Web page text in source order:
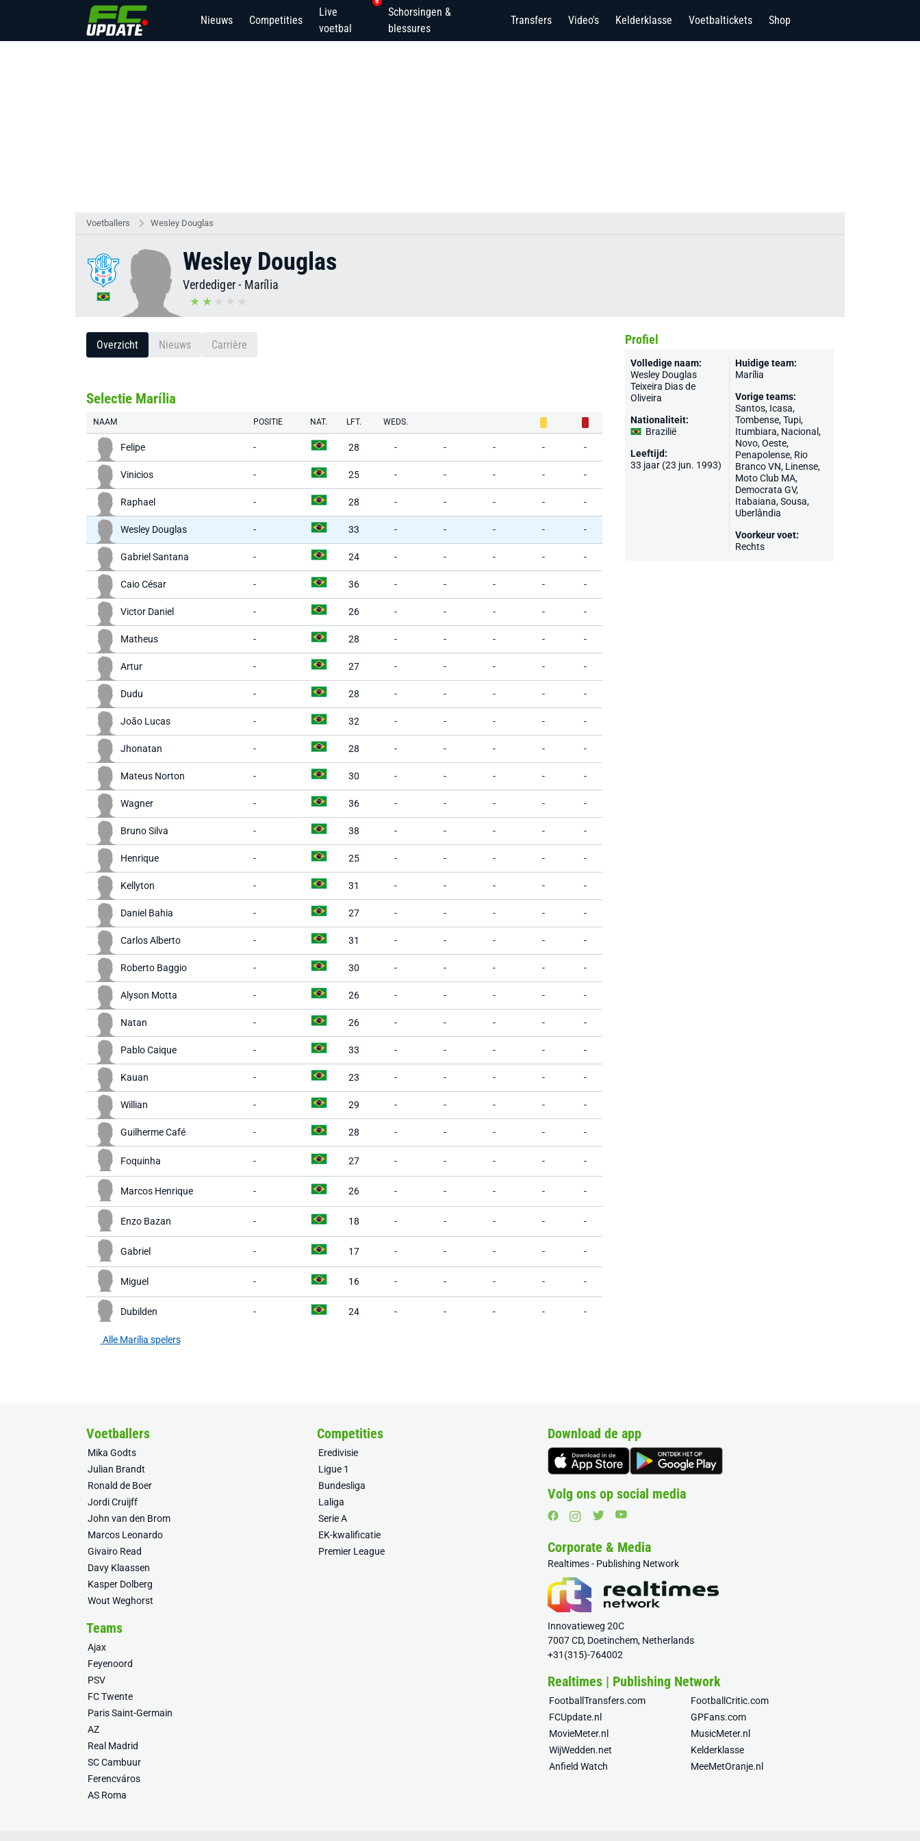
Nieuws Competities
Live
voetbal
Schorsingen &
blessures
Transfers Video's Kelderklasse Voetbaltickets Shop
Voetballers Wesley Douglas
Wesley Douglas
Verdediger- Marília
Overzicht Nieuws Carrière
Selectie Marília
NAAM POSITIE NAT. LFT. WEDS.
Felipe - 28 - - - - -
Vinicios - 25 - - - - -
Raphael - 28 - - - - -
Wesley Douglas - 33 - - - - -
Gabriel Santana - 24 - - - - -
Caio César - 36 - - - - -
Victor Daniel - 26 - - - - -
Matheus - 28 - - - - -
Artur - 27 - - - - -
Dudu - 28 - - - - -
João Lucas - 32 - - - - -
Jhonatan - 28 - - - - -
Mateus Norton - 30 - - - - -
Wagner - 36 - - - - -
Bruno Silva - 38 - - - - -
Henrique - 25 - - - - -
Kellyton - 31 - - - - -
Daniel Bahia - 27 - - - - -
Carlos Alberto - 31 - - - - -
Roberto Baggio - 30 - - - - -
Alyson Motta - 26 - - - - -
Natan - 26 - - - - -
Pablo Caique - 33 - - - - -
Kauan - 23 - - - - -
Willian - 29 - - - - -
Guilherme Café - 28 - - - - -
Foquinha - 27 - - - - -
Marcos Henrique - 26 - - - - -
Enzo Bazan - 18 - - - - -
Gabriel - 17 - - - - -
Miguel - 16 - - - - -
Dubilden - 24 - - - - -
Alle Marília spelers
Profiel
Volledige naam:
Wesley Douglas
Teixeira Dias de
Oliveira
Nationaliteit:
Brazilië
Leeftijd:
33 jaar (23 jun. 1993)
Huidige team:
Marília
Vorige teams:
Santos, Icasa,
Tombense, Tupi,
Itumbiara, Nacional,
Novo, Oeste,
Penapolense, Rio
Branco VN, Linense,
Moto Club MA,
Democrata GV,
Itabaiana, Sousa,
Uberlândia
Voorkeur voet:
Rechts
Voetballers
Mika Godts
Julian Brandt
Ronald de Boer
Jordi Cruijff
John van den Brom
Marcos Leonardo
Givairo Read
Davy Klaassen
Kasper Dolberg
Wout Weghorst
Competities
Eredivisie
Ligue 1
Bundesliga
Laliga
Serie A
EK-kwalificatie
Premier League
Teams
Ajax
Feyenoord
PSV
FC Twente
Paris Saint-Germain
AZ
Real Madrid
SC Cambuur
Ferencváros
AS Roma
Download de app
Volg ons op social media
Corporate & Media
Realtimes - Publishing Network
Innovatieweg 20C
7007 CD, Doetinchem, Netherlands
+31(315)-764002
Realtimes | Publishing Network
FootballTransfers.com
FootballCritic.com
FCUpdate.nl
GPFans.com
MovieMeter.nl
MusicMeter.nl
WijWedden.net
Kelderklasse
Anfield Watch
MeeMetOranje.nl